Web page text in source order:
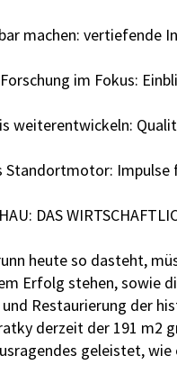
machen: vertiefende
im Fokus:
weiterentwickeln:
Standortmotor:
DAS
heute so dasteht,
Erfolg stehen, sowie
Restaurierung der
derzeit der 191 m2
geleistet,